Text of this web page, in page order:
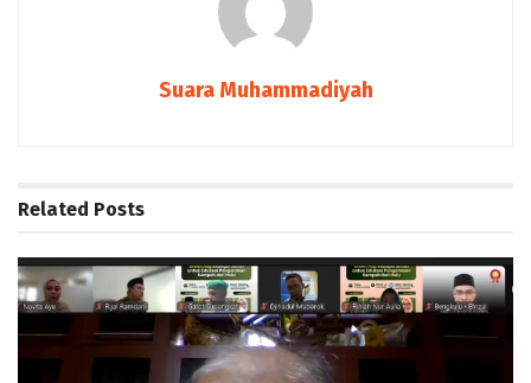
Suara Muhammadiyah
Related Posts